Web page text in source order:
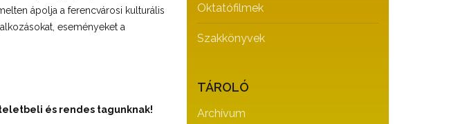
ápolja a ferencvárosi kulturális
eseményeket a
és rendes tagunknak!
Oktatófilmek
Szakkönyvek
TÁROLÓ
Archívum